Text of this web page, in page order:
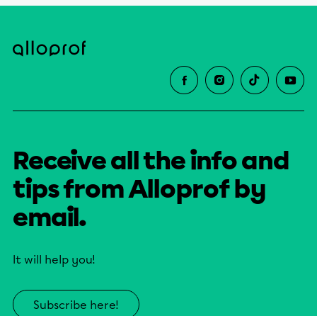
Receive all the info and
tips from Alloprof by
email.
It will help you!
Subscribe here!